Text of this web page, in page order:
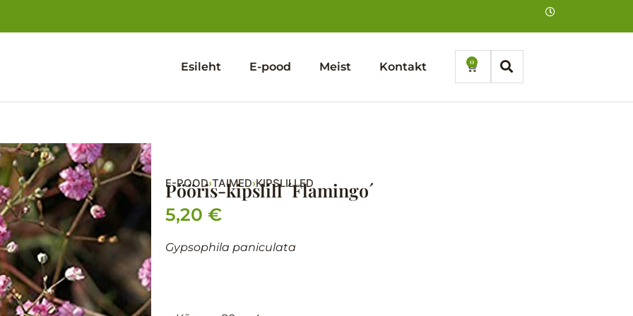
Esileht E-pood Meist Kontakt 0
Cart
E-POOD›TAIMED›KIPSLILLED
Pööris-kipslill ´Flamingo´
5,20 €
Gypsophila paniculata